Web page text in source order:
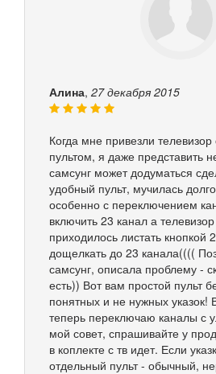
Алина, 27 декабря 2015
Когда мне привезли
пультом, я даже представить
самсунг может додуматься
удобный пульт, мучилась
особенно с переключением
включить 23 канал а
приходилось листать кнопкой
дощелкать до 23 канала((((
самсунг, описала проблему -
есть)) Вот вам простой пульт
понятных и не нужных указок!
теперь переключаю каналы с
мой совет, спрашивайте у
в коплекте с тв идет. Если
отдельный пульт - обычный,